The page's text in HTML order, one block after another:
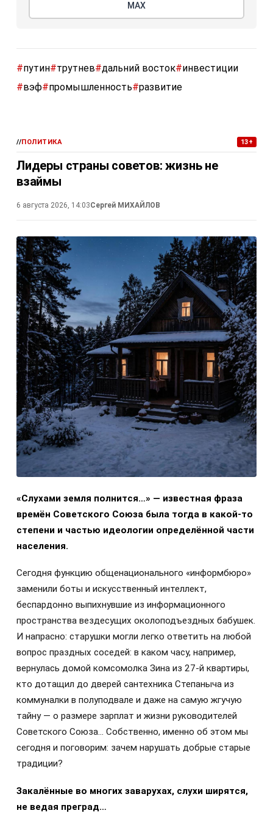
МАХ
#путин#трутнев#дальний восток#инвестиции
#вэф#промышленность#развитие
//ПОЛИТИКА 13+
Лидеры страны советов: жизнь не
взаймы
6 августа 2026, 14:03Сергей МИХАЙЛОВ
«Слухами земля полнится…» — известная фраза
времён Советского Союза была тогда в какой-то
степени и частью идеологии определённой части
населения.
Сегодня функцию общенационального «информбюро»
заменили боты и искусственный интеллект,
беспардонно выпихнувшие из информационного
пространства вездесущих околоподъездных бабушек.
И напрасно: старушки могли легко ответить на любой
вопрос праздных соседей: в каком часу, например,
вернулась домой комсомолка Зина из 27-й квартиры,
кто дотащил до дверей сантехника Степаныча из
коммуналки в полуподвале и даже на самую жгучую
тайну — о размере зарплат и жизни руководителей
Советского Союза… Собственно, именно об этом мы
сегодня и поговорим: зачем нарушать добрые старые
традиции?
Закалённые во многих заварухах, слухи ширятся,
не ведая преград…